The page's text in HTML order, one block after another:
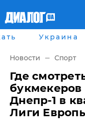
Главная
рассея
Мир
Беларусь
Военное обозрение
Наука и Техника
Экономика
Украина
Новости Спорт
Где
букмекеров
Днепр-1 в
Лиги